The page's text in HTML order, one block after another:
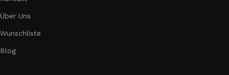
Über Uns
Wunschliste
Blog